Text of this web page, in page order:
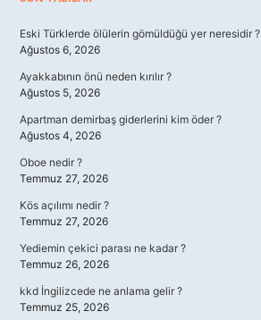
Sidebar
Eski Türklerde ölülerin gömüldüğü yer neresidir ?
Ağustos 6, 2026
Ayakkabının önü neden kırılır ?
Ağustos 5, 2026
Apartman demirbaş giderlerini kim öder ?
Ağustos 4, 2026
Oboe nedir ?
Temmuz 27, 2026
Kös açılımı nedir ?
Temmuz 27, 2026
Yediemin çekici parası ne kadar ?
Temmuz 26, 2026
kkd İngilizcede ne anlama gelir ?
Temmuz 25, 2026